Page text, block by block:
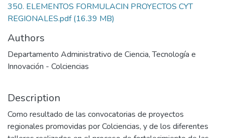
350. ELEMENTOS FORMULACIN PROYECTOS CYT
REGIONALES.pdf(16.39 MB)
Authors
Departamento Administrativo de Ciencia, Tecnología e
Innovación - Colciencias
Description
Como resultado de las convocatorias de proyectos
regionales promovidas por Colciencias, y de los diferentes